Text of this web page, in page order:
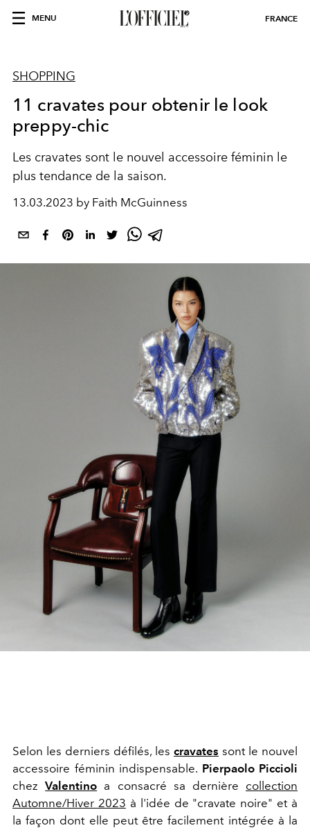
MENU FRANCE
SHOPPING
11 cravates pour obtenir le look
preppy-chic
Les cravates sont le nouvel accessoire féminin le
plus tendance de la saison.
13.03.2023 by Faith McGuinness
Selon les derniers défilés, les cravates sont le nouvel
accessoire féminin indispensable. Pierpaolo Piccioli
chezValentino a consacré sa dernière collection
Automne/Hiver 2023 à l'idée de "cravate noire" et à
la façon dont elle peut être facilement intégrée à la